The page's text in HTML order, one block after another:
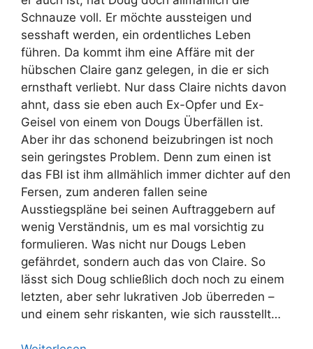
Schnauze voll. Er möchte aussteigen und
sesshaft werden, ein ordentliches Leben
führen. Da kommt ihm eine Affäre mit der
hübschen Claire ganz gelegen, in die er sich
ernsthaft verliebt. Nur dass Claire nichts davon
ahnt, dass sie eben auch Ex-Opfer und Ex-
Geisel von einem von Dougs Überfällen ist.
Aber ihr das schonend beizubringen ist noch
sein geringstes Problem. Denn zum einen ist
das FBI ist ihm allmählich immer dichter auf den
Fersen, zum anderen fallen seine
Ausstiegspläne bei seinen Auftraggebern auf
wenig Verständnis, um es mal vorsichtig zu
formulieren. Was nicht nur Dougs Leben
gefährdet, sondern auch das von Claire. So
lässt sich Doug schließlich doch noch zu einem
letzten, aber sehr lukrativen Job überreden –
und einem sehr riskanten, wie sich rausstellt…